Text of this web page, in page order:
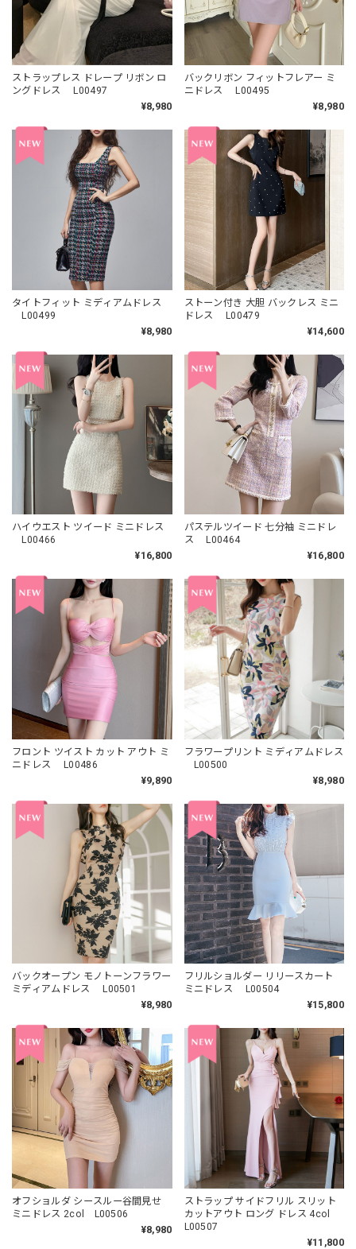
ストラップレス ドレープ リボン ロ
ングドレス L00497
¥8,980
バックリボン フィットフレアー ミ
ニドレス L00495
¥8,980
タイトフィット ミディアムドレス
L00499
¥8,980
ストーン付き 大胆 バックレス ミニ
ドレス L00479
¥14,600
ハイウエスト ツイード ミニドレス
L00466
¥16,800
パステルツイード 七分袖 ミニドレ
ス L00464
¥16,800
フロント ツイスト カット アウト ミ
ニドレス L00486
¥9,890
フラワープリント ミディアムドレス
L00500
¥8,980
バックオープン モノトーンフラワー
ミディアムドレス L00501
¥8,980
フリルショルダー リリースカート
ミニドレス L00504
¥15,800
オフショルダ シースルー谷間見せ
ミニドレス 2col L00506
¥8,980
ストラップ サイドフリル スリット
カットアウト ロング ドレス 4col
L00507
¥11,800